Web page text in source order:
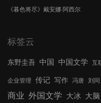
《暮色将尽》戴安娜·阿西尔
标签云
东野圭吾 中国 中国文学 互
企业管理 传记 写作 冯唐 刘同
商业 外国文学 大冰 大脑